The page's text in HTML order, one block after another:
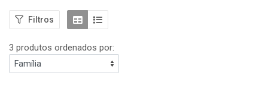
Filtros
3 produtos ordenados por: